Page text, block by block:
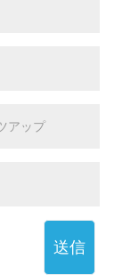
送信